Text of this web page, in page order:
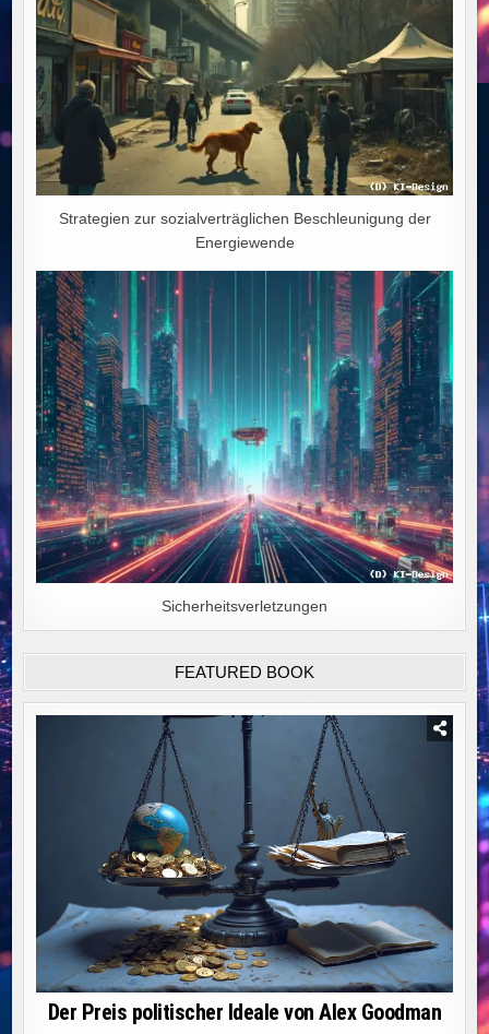
Strategien zur sozialverträglichen Beschleunigung der
Energiewende
Sicherheitsverletzungen
FEATURED BOOK
Der Preis politischer Ideale von Alex Goodman